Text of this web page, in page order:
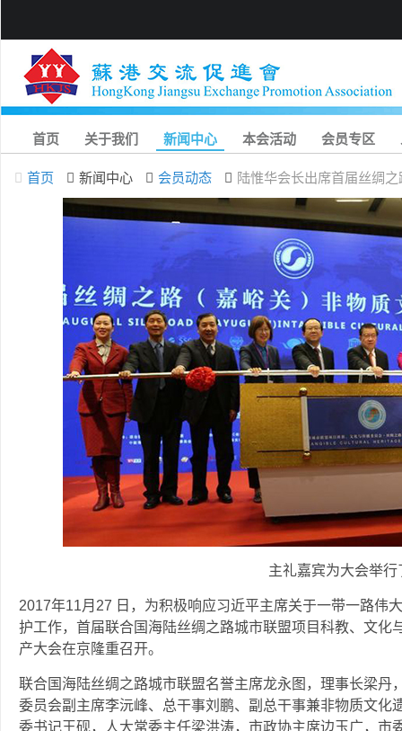
首页 关于我们 新闻中心 本会活动 会员专区
首页 新闻中心 会员动态 陆惟华会长出席首届丝绸
主礼嘉宾为大会举行
2017年11月27 日，为积极响应习近平主席关于一带一路伟
护工作，首届联合国海陆丝绸之路城市联盟项目科教、文化
产大会在京隆重召开。
联合国海陆丝绸之路城市联盟名誉主席龙永图，理事长梁丹
委员会副主席李沅峰、总干事刘鹏、副总干事兼非物质文化
委书记王砚，人大常委主任梁洪涛，市政协主席边玉广，市